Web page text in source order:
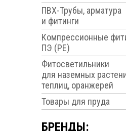
ПВХ-Трубы, арматура
и фитинги
Компрессионные
ПЭ (PE)
Фитосветильники
для наземных
теплиц, оранжерей
Товары для пруда
БРЕНДЫ: